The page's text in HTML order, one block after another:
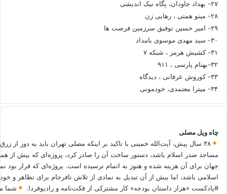
۲۷- بهداد جاودان، پگاه نیک اندیشی
۲۸- مینو همتی ، رهایی زن
۲۹- امیر حسین توفیق سرزمین فرصت ها
۳۰- سید مهدی موسوی بامداد
۳۱- کشیش هرمز ، شبکه ۷
۳۲-بهنام پارسی ، ۹۱۱
۳۳- کوروش عرفانی ، دیدگاه
۳۴- میترا معتمدی، خودمونی
چاه ویل مصلی
۳۸ سال پیش، آیت‌الله خمینی با تاکید بر اینکه مصلی تهران باید به دور از
مساجد صدر اسلام باشد، دستور ساخت آن را صادر کرد، پروژه‌ای که بیش از
جهان برای آن هزینه شده و هنوز به اتمام نرسیده است. پروژه‌ای که قرار بود
اسلامی باشد، اما بیش از آن تبدیل به نمادی از تلاش نافرجام برای تظاهر و
#پادکست «هزار داستان بودجه» کار مشترکی از فکت‌نامه و رادیوفردا.
شما